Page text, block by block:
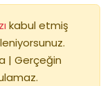
kabul etmiş
| Gerçeğin